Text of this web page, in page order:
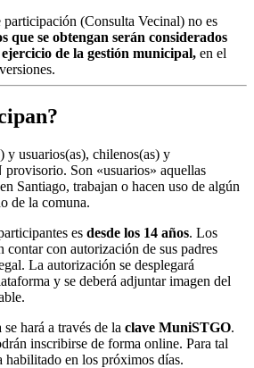
(Consulta Vecinal) no es
que se obtengan serán considerados
de la gestión municipal, en el
y usuarios(as), chilenos(as) y
Son «usuarios» aquellas
Santiago, trabajan o hacen uso de algún
de la comuna.
es desde los 14 años. Los
contar con autorización de sus padres
La autorización se desplegará
y se deberá adjuntar imagen del
hará a través de la clave MuniSTGO.
inscribirse de forma online. Para tal
habilitado en los próximos días.